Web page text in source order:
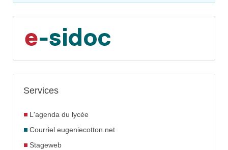
Services
L'agenda du lycée
Courriel eugeniecotton.net
Stageweb